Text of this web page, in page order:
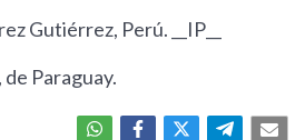
Gutiérrez, Perú. __IP__
Paraguay.